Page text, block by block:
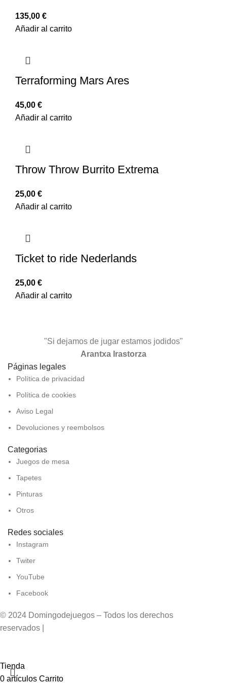
135,00 €
Añadir al carrito
Terraforming Mars Ares
45,00 €
Añadir al carrito
Throw Throw Burrito Extrema
25,00 €
Añadir al carrito
Ticket to ride Nederlands
25,00 €
Añadir al carrito
"Si dejamos de jugar estamos jodidos"
Arantxa Irastorza
Páginas legales
Política de privacidad
Política de cookies
Aviso Legal
Devoluciones y reembolsos
Categorias
Juegos de mesa
Tapetes
Pinturas
Otros
Redes sociales
Instagram
Twiter
YouTube
Facebook
© 2024 Domingodejuegos – Todos los derechos
reservados |
Tienda
0 artículos Carrito